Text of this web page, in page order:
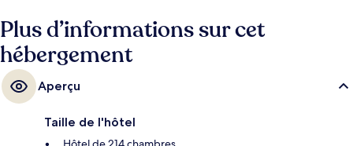
Plus d’informations sur cet
hébergement
Aperçu
Taille de l'hôtel